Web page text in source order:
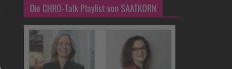
Die CHRO-Talk Playlist von SAATKORN